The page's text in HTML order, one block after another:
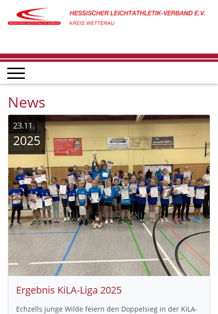
News
Ergebnis KiLA-Liga 2025
Echzells junge Wilde feiern den Doppelsieg in der KiLA-
23.11.
2025